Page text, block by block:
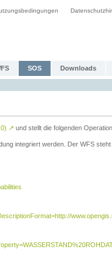
SOS Downloads
↗ und stellt die folgenden
integriert werden. Der WFS